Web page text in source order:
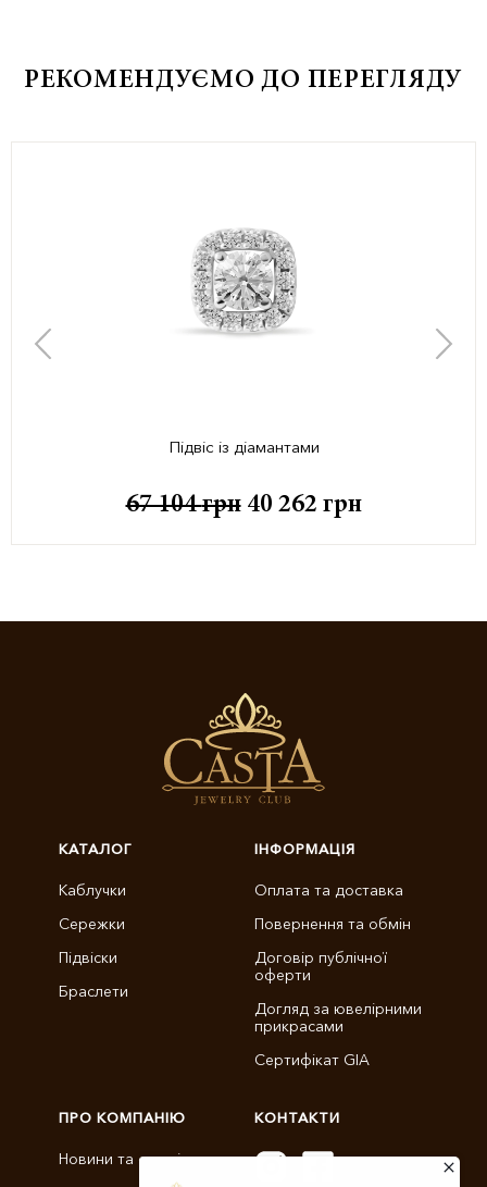
РЕКОМЕНДУЄМО ДО ПЕРЕГЛЯДУ
Підвіс із діамантами
67 104грн 40 262 грн
КАТАЛОГ
Каблучки
Сережки
Підвіски
Браслети
ІНФОРМАЦІЯ
Оплата та доставка
Повернення та обмін
Договір публічної
оферти
Догляд за ювелірними
прикрасами
Сертифікат GIA
ПРО КОМПАНІЮ
Новини та статті
КОНТАКТИ